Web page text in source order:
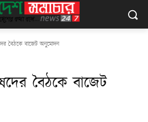
বৈঠকে বাজেট অনুমোদন
বৈঠকে বাজেট